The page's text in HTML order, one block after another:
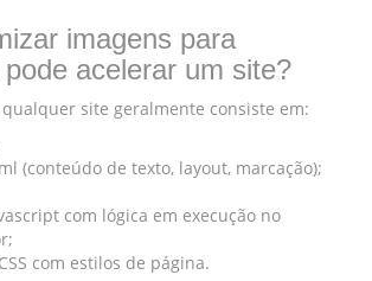
imagens para
acelerar um site?
site geralmente consiste em:
(conteúdo de texto, layout, marcação);
com lógica em execução no
com estilos de página.